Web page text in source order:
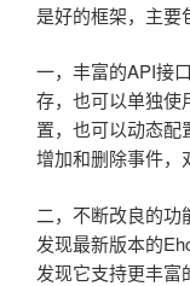
是好的框架，主要
一，丰富的API接
存，也可以单独使
置，也可以动态配
增加和删除事件，
二，不断改良的
发现最新版本的
发现它支持更丰富